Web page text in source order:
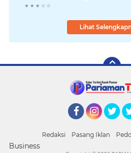
Profesionalisme Pers
Lihat
Redaksi Pasang Iklan
Business